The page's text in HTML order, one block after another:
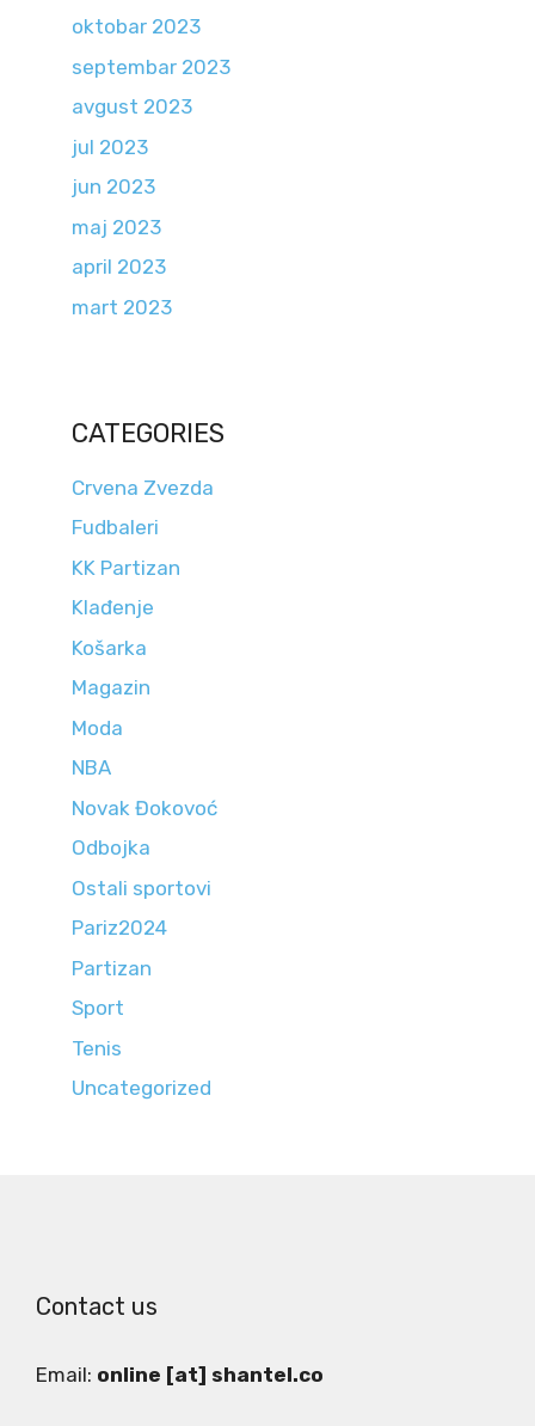
oktobar 2023
septembar 2023
avgust 2023
jul 2023
jun 2023
maj 2023
april 2023
mart 2023
CATEGORIES
Crvena Zvezda
Fudbaleri
KK Partizan
Klađenje
Košarka
Magazin
Moda
NBA
Novak Đokovoć
Odbojka
Ostali sportovi
Pariz2024
Partizan
Sport
Tenis
Uncategorized
Contact us
Email: online [at] shantel.co